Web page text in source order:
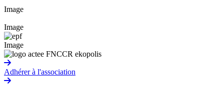
Image
Image
Image
Adhérer à l'association